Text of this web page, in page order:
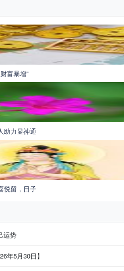
富暴增"
助力显神通
悦留，日子
运势
年5月30日】